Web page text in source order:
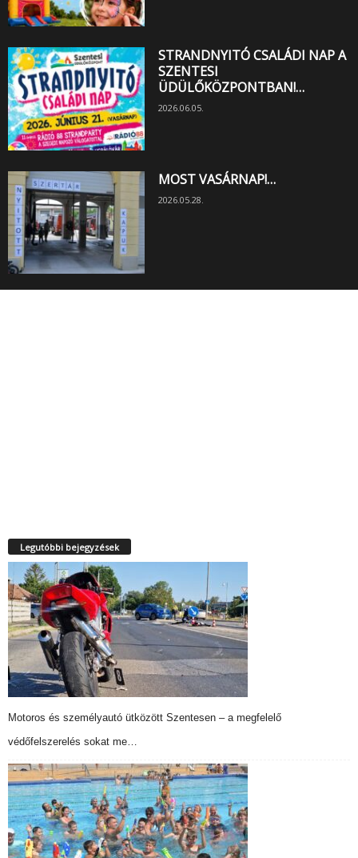
STRANDNYITÓ CSALÁDI NAP A
SZENTESI
ÜDÜLŐKÖZPONTBAN!…
2026.06.05.
MOST VASÁRNAP!…
2026.05.28.
Legutóbbi bejegyzések
Motoros és személyautó ütközött Szentesen – a megfelelő
védőfelszerelés sokat me…